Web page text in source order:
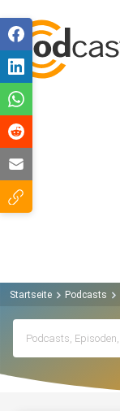
Startseite Podcasts